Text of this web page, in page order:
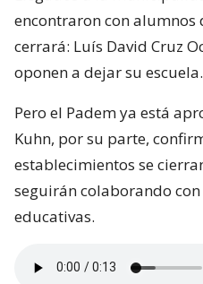
encontraron con alumnos
cerrará: Luís David Cruz
oponen a dejar su escuela.
Pero el Padem ya está
Kuhn, por su parte,
establecimientos se
seguirán colaborando
educativas.